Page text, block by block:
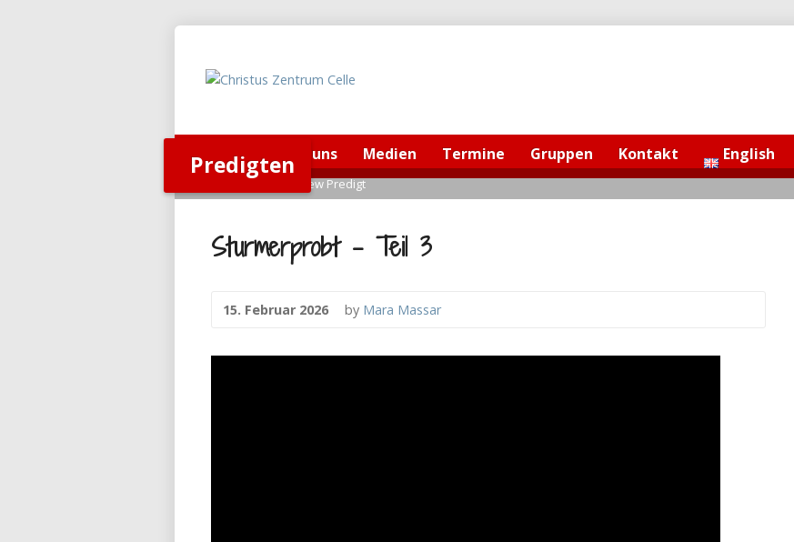
Home Über uns Medien Termine Gruppen Kontakt English
Predigten
Predigten View Predigt
Sturmerprobt – Teil 3
15. Februar 2026 by Mara Massar